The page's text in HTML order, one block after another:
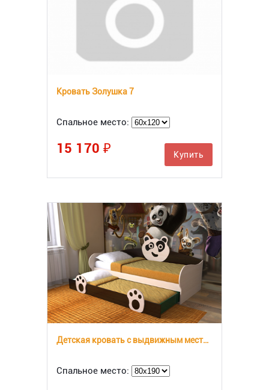
Кровать Золушка 7
Спальное место:
15 170 ₽ Купить
Детская кровать с выдвижным местом Панда СлавМебель
Спальное место: